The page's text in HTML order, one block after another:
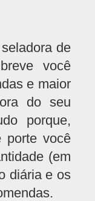
de
você
e maior
do seu
porque,
porte você
(em
diária e os